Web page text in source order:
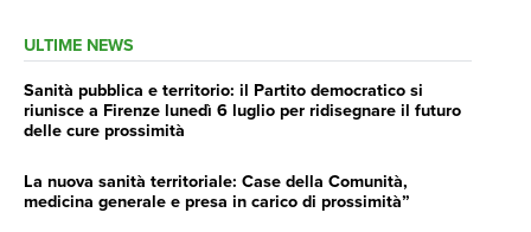
ULTIME NEWS
Sanità pubblica e territorio: il Partito democratico si
riunisce a Firenze lunedì 6 luglio per ridisegnare il futuro
delle cure prossimità
La nuova sanità territoriale: Case della Comunità,
medicina generale e presa in carico di prossimità”